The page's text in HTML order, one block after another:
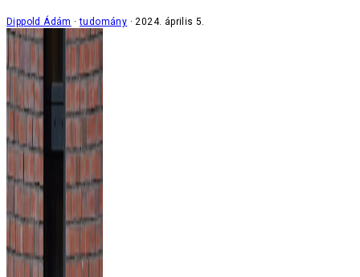
Dippold Ádám tudomány 2024. április 5.